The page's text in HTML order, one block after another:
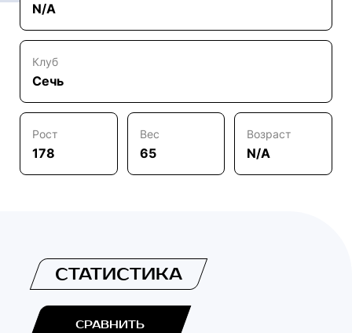
N/A
Клуб
Сечь
Рост
178
Вес
65
Возраст
N/A
СТАТИСТИКА
СРАВНИТЬ